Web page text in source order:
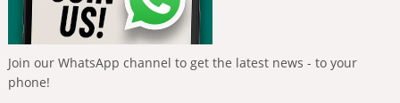
Join our WhatsApp channel to get the latest news - to your
phone!